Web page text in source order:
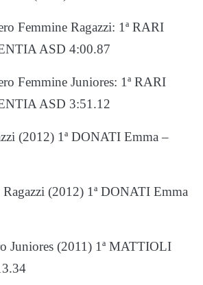
Femmine Ragazzi: 1ª RARI
ASD 4:00.87
Femmine Juniores: 1ª RARI
ASD 3:51.12
(2012) 1ª DONATI Emma –
(2012) 1ª DONATI Emma
Juniores (2011) 1ª MATTIOLI